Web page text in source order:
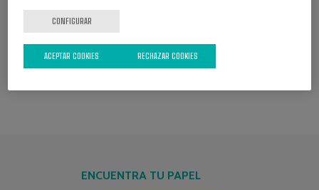
página [1] : de [4] :[1-2- Presentación
ENCUENTRA TU PAPEL
CONFIGURAR
RECHAZAR COOKIES
ACEPTAR COOKIES